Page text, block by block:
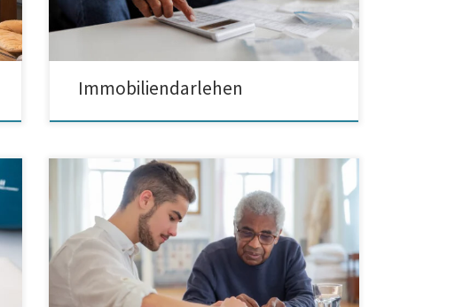
muss man darüber hinaus damit rechnen, dass jeder
Kredit mit […]
Immobiliendarlehen
24 Stunden Betreuung zu Hause. Was bieten gute
Vermittlungsfirmen an? Heute agieren viele
Vermittlungsagenturen auf dem Markt. Es gibt nicht nur
deutsche, sondern auch ausländische Firmen, die
ihren Kunden liebevolle Altenpflegerinnen aus
Osteuropa vorstellen. Wie kann man eine gute
Seniorenbetreuerin anstellen? Derartige Fragen